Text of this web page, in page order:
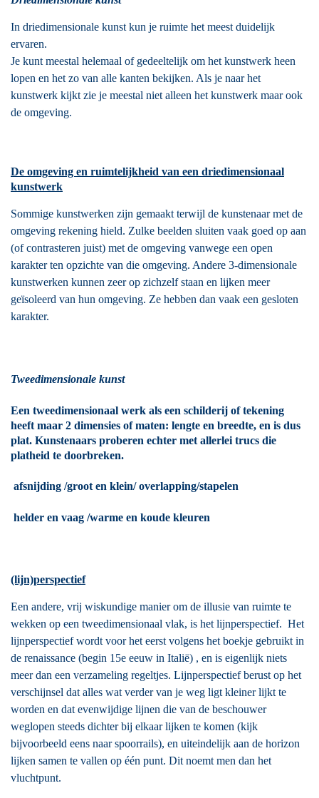
In driedimensionale kunst kun je ruimte het meest duidelijk
ervaren.
Je kunt meestal helemaal of gedeeltelijk om het kunstwerk heen
lopen en het zo van alle kanten bekijken. Als je naar het
kunstwerk kijkt zie je meestal niet alleen het kunstwerk maar ook
de omgeving.
De omgeving en ruimtelijkheid van een driedimensionaal
kunstwerk
Sommige kunstwerken zijn gemaakt terwijl de kunstenaar met de
omgeving rekening hield. Zulke beelden sluiten vaak goed op aan
(of contrasteren juist) met de omgeving vanwege een open
karakter ten opzichte van die omgeving. Andere 3-dimensionale
kunstwerken kunnen zeer op zichzelf staan en lijken meer
geïsoleerd van hun omgeving. Ze hebben dan vaak een gesloten
karakter.
Tweedimensionale kunst
Een tweedimensionaal werk als een schilderij of tekening
heeft maar 2 dimensies of maten: lengte en breedte, en is dus
plat. Kunstenaars proberen echter met allerlei trucs die
platheid te doorbreken.
afsnijding /groot en klein/ overlapping/stapelen
helder en vaag /warme en koude kleuren
(lijn)perspectief
Een andere, vrij wiskundige manier om de illusie van ruimte te
wekken op een tweedimensionaal vlak, is het lijnperspectief. Het
lijnperspectief wordt voor het eerst volgens het boekje gebruikt in
de renaissance (begin 15e eeuw in Italië) , en is eigenlijk niets
meer dan een verzameling regeltjes. Lijnperspectief berust op het
verschijnsel dat alles wat verder van je weg ligt kleiner lijkt te
worden en dat evenwijdige lijnen die van de beschouwer
weglopen steeds dichter bij elkaar lijken te komen (kijk
bijvoorbeeld eens naar spoorrails), en uiteindelijk aan de horizon
lijken samen te vallen op één punt. Dit noemt men dan het
vluchtpunt.